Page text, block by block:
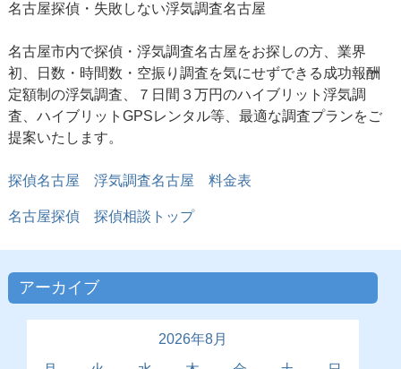
名古屋探偵・失敗しない浮気調査名古屋
名古屋市内で探偵・浮気調査名古屋をお探しの方、業界
初、日数・時間数・空振り調査を気にせずできる成功報酬
定額制の浮気調査、７日間３万円のハイブリット浮気調
査、ハイブリットGPSレンタル等、最適な調査プランをご
提案いたします。
探偵名古屋 浮気調査名古屋 料金表
名古屋探偵 探偵相談トップ
アーカイブ
2026年8月